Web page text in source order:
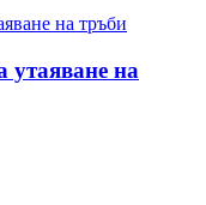
утаяване на